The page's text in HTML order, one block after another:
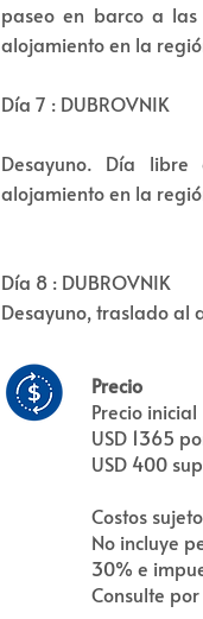
paseo en barco a
alojamiento en la
Día 7 : DUBROVNIK
Desayuno. Día
alojamiento en la
Día 8 : DUBROVNIK
Desayuno, traslado al
Precio inicial
USD 1365
USD 400
Costos
No incluye
30% e
Consulte
Precio